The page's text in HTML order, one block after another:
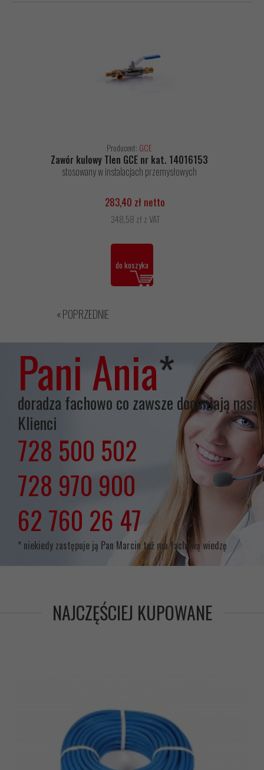
Producent: GCE
Zawór kulowy Tlen GCE nr kat. 14016153
stosowany w instalacjach przemysłowych
283,40 zł netto
348,58 zł z VAT
do koszyka
« POPRZEDNIE
Pani Ania*
doradza fachowo co zawsze doceniają nasi
Klienci
728 500 502
lub
728 970 900
lub
62 760 26 47
* niekiedy zastępuje ją Pan Marcin też ma fachową wiedzę
NAJCZĘŚCIEJ KUPOWANE